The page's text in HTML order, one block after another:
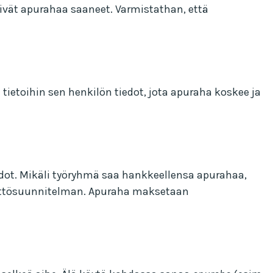
apurahaa saaneet. Varmistathan, että
sen henkilön tiedot, jota apuraha koskee ja
Mikäli työryhmä saa hankkeellensa apurahaa,
Apuraha maksetaan